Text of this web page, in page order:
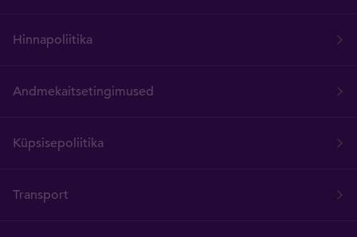
Hinnapoliitika
Andmekaitsetingimused
Küpsisepoliitika
Transport